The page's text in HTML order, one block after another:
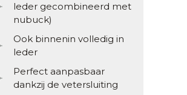
leder gecombineerd met
nubuck)
Ook binnenin volledig in
leder
Perfect aanpasbaar
dankzij de vetersluiting